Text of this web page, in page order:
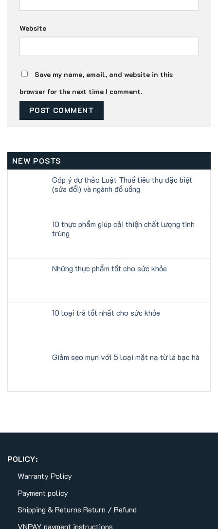
Website
Save my name, email, and website in this
browser for the next time I comment.
NEW POSTS
Góp ý dự thảo Luật Thuế tiêu thụ đặc biệt
(sửa đổi) và ngành đồ uống
10 thực phẩm giúp cải thiện chất lượng tinh
trùng
Những thực phẩm tốt cho sức khỏe
10 loại trà tốt nhất cho sức khỏe
Giảm sẹo mụn với 5 loại mặt nạ từ lá bạc hà
POLICY:
Warranty Policy
Payment policy
Shipping & Returns Return / Refund
VNPAY payment instructions